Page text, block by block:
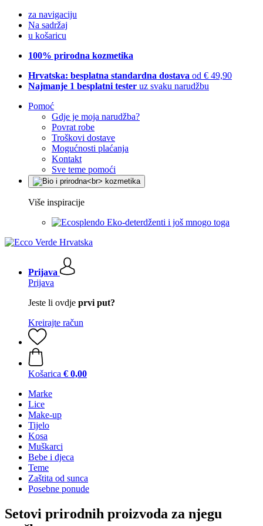
za navigaciju
Na sadržaj
u košaricu
100% prirodna kozmetika
Hrvatska: besplatna standardna dostava od € 49,90
Najmanje 1 besplatni tester uz svaku narudžbu
Pomoć
Gdje je moja narudžba?
Povrat robe
Troškovi dostave
Mogućnosti plaćanja
Kontakt
Sve teme pomoći
Više inspiracije
Eko-deterdženti i još mnogo toga
Prijava
Prijava
Jeste li ovdje prvi put?
Kreirajte račun
Košarica € 0,00
Marke
Lice
Make-up
Tijelo
Kosa
Muškarci
Bebe i djeca
Teme
Zaštita od sunca
Posebne ponude
Setovi prirodnih proizvoda za njegu